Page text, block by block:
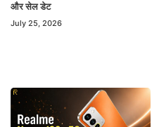
और सेल डेट
July 25, 2026